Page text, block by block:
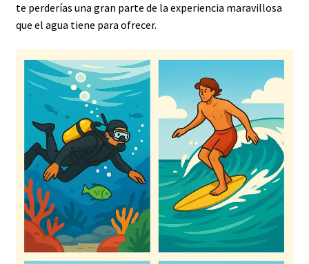
te perderías una gran parte de la experiencia maravillosa
que el agua tiene para ofrecer.